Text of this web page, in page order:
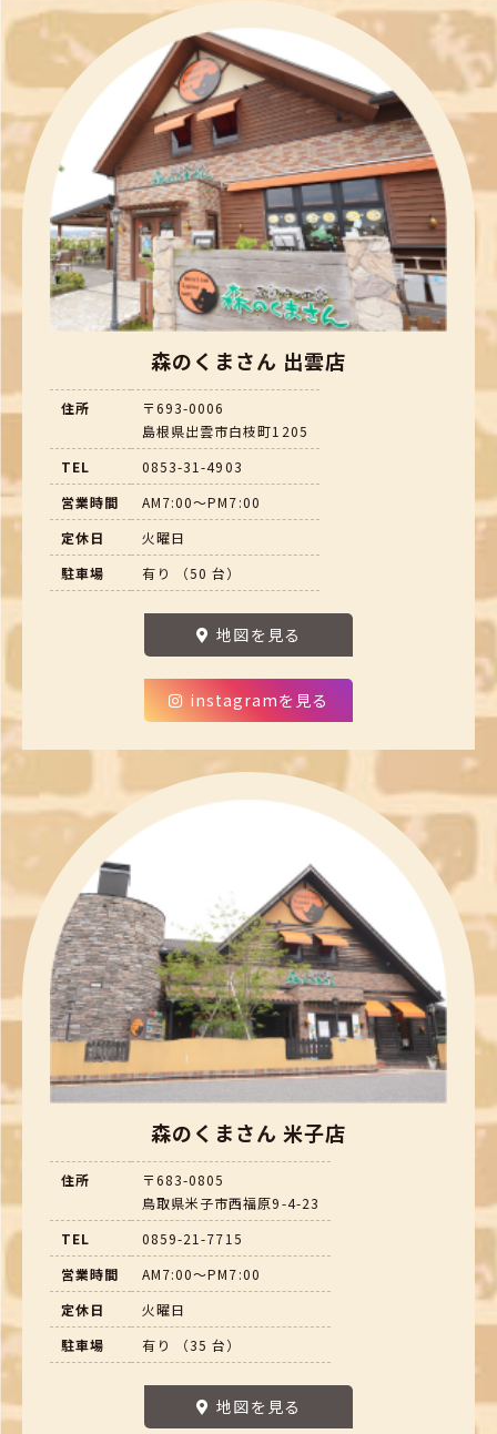
森のくまさん 出雲店
住所
〒693-0006
島根県出雲市白枝町1205
TEL
0853-31-4903
営業時間
AM7:00～PM7:00
定休日
火曜日
駐車場
有り （50 台）
地図を見る
instagramを見る
森のくまさん 米子店
住所
〒683-0805
鳥取県米子市西福原9-4-23
TEL
0859-21-7715
営業時間
AM7:00～PM7:00
定休日
火曜日
駐車場
有り （35 台）
地図を見る